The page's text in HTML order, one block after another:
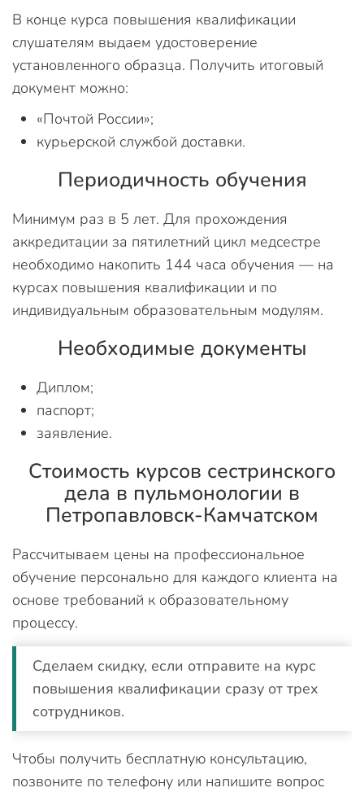
В конце курса повышения квалификации
слушателям выдаем удостоверение
установленного образца. Получить итоговый
документ можно:
«Почтой России»;
курьерской службой доставки.
Периодичность обучения
Минимум раз в 5 лет. Для прохождения
аккредитации за пятилетний цикл медсестре
необходимо накопить 144 часа обучения — на
курсах повышения квалификации и по
индивидуальным образовательным модулям.
Необходимые документы
Диплом;
паспорт;
заявление.
Стоимость курсов сестринского
дела в пульмонологии в
Петропавловск-Камчатском
Рассчитываем цены на профессиональное
обучение персонально для каждого клиента на
основе требований к образовательному
процессу.
Сделаем скидку, если отправите на курс
повышения квалификации сразу от трех
сотрудников.
Чтобы получить бесплатную консультацию,
позвоните по телефону или напишите вопрос